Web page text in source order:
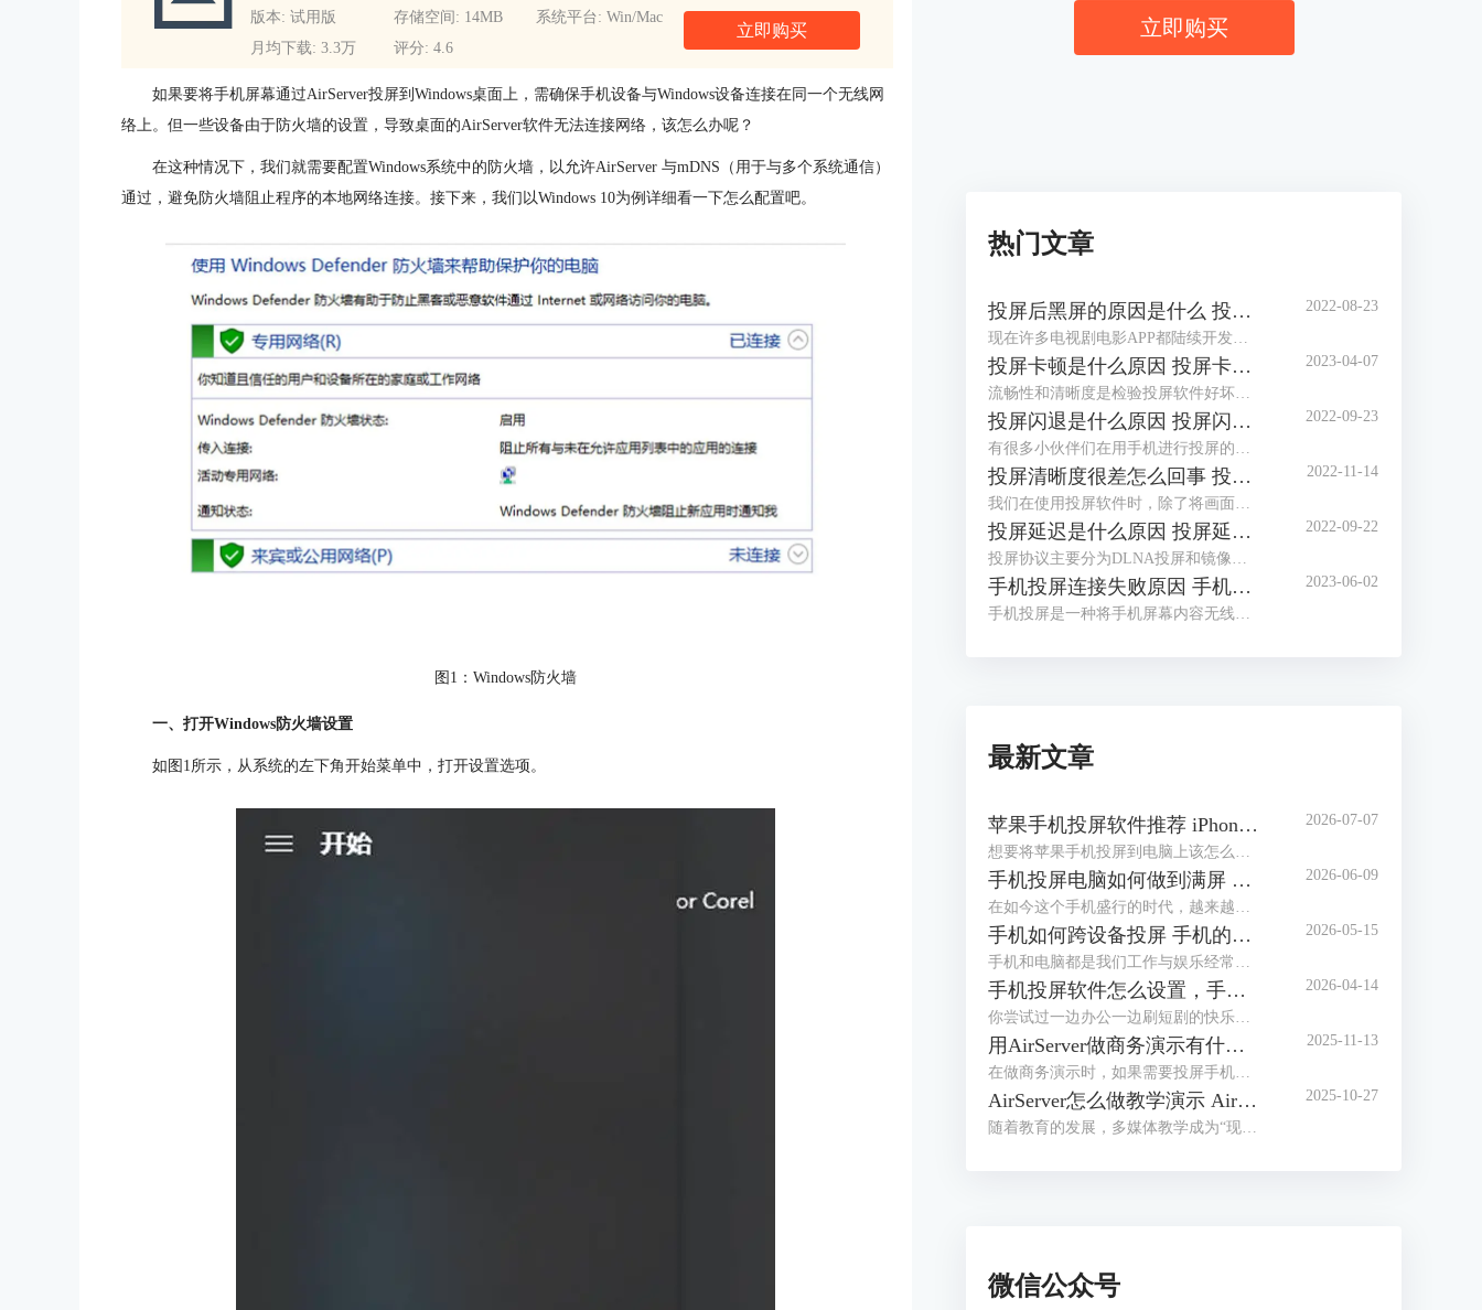
版本: 试用版 存储空间: 14MB
系统平台: Win/Mac
月均下载: 3.3万
评分: 4.6
立即购买
如果要将手机屏幕通过AirServer投屏到Windows桌面上，需确保手机设备与Windows设备连接在同一个无线网
络上。但一些设备由于防火墙的设置，导致桌面的AirServer软件无法连接网络，该怎么办呢？
在这种情况下，我们就需要配置Windows系统中的防火墙，以允许AirServer 与mDNS（用于与多个系统通信）
通过，避免防火墙阻止程序的本地网络连接。接下来，我们以Windows 10为例详细看一下怎么配置吧。
图1：Windows防火墙
一、打开Windows防火墙设置
如图1所示，从系统的左下角开始菜单中，打开设置选项。
立即购买
热门文章
投屏后黑屏的原因是什么 投屏后黑屏怎么办
现在许多电视剧电影APP都陆续开发了DLNA投屏功能，可以通过内置的投屏功能将电视剧投送到电脑、电视上播放，不过依旧有一些APP还没有此项功能，针对此类软件，大家可以通过第三方投屏软件进行投屏。当然这种方式也相对比较容易出问题，比如投屏后黑屏，那么大家知道投屏后黑屏的原因是什么，投屏后黑屏怎么办吗？
2022-08-23
投屏卡顿是什么原因 投屏卡顿怎么处理
流畅性和清晰度是检验投屏软件好坏的重要标准，流畅性与网络配置有关，清晰度则与分辨率的设置有关。今天，小编就以投屏卡顿是什么原因，投屏卡顿怎么处理这两个问题为例，带大家来了解一下，如何处理手机投屏过程中出现的卡顿现象。
2023-04-07
投屏闪退是什么原因 投屏闪退怎么办
有很多小伙伴们在用手机进行投屏的时候都会发生投屏闪退问题，有在投屏连接上瞬间闪退的，也有在使用到一半时才闪退的，下面就通过本篇文章，向大家介绍一下投屏闪退是什么原因，投屏闪退怎么办。
2022-09-23
投屏清晰度很差怎么回事 投屏清晰度怎么设置
我们在使用投屏软件时，除了将画面的整体尺寸放大外，还需要保证一定的清晰度。如果画面过于模糊，那投屏就毫无价值了。今天，小编就为大家讲解一下，手机投屏清晰度方面的知识，主要内容包括投屏清晰度很差怎么回事，投屏清晰度怎么设置这两个问题。
2022-11-14
投屏延迟是什么原因 投屏延迟怎么解决
投屏协议主要分为DLNA投屏和镜像投屏两种，前者将视频链接推送到其他客户端进行投屏播放，后者采用镜像模式，推送手机端的画面，涉及到手机性能、网速、投屏软件和电脑性能等方面，更容易产生投屏延迟。下面本文就来介绍下投屏延迟是什么原因，投屏延迟怎么解决。
2022-09-22
手机投屏连接失败原因 手机投屏连接不上怎么办
手机投屏是一种将手机屏幕内容无线传输到电视、电脑或其他设备的功能，它可以让你在大屏幕上享受手机上的视频、游戏、照片等。但是，有时候你可能会遇到手机投屏连接失败的问题，导致无法正常使用这项功能。那么，手机投屏连接失败的原因有哪些呢？手机投屏连接不上怎么办呢？本文将为你介绍一些常见的原因和解决方法。
2023-06-02
最新文章
苹果手机投屏软件推荐 iPhone投屏到电脑怎么做
想要将苹果手机投屏到电脑上该怎么办？在日常生活中，我们常常想把手机上的精彩内容投屏在电脑上，与家人朋友一起分享。电脑屏幕不仅比手机屏幕大，而且投屏效果和音效也比手机强。下面就为大家介绍苹果手机投屏软件推荐，iPhone投屏到电脑怎么做的相关内容。
2026-07-07
手机投屏电脑如何做到满屏 手机投屏电脑后怎么使用键盘
在如今这个手机盛行的时代，越来越多的人选择使用手机和朋友一起玩游戏或追剧，奈何手机屏幕太小实在难以尽兴，手机投屏的出现解决了屏幕小的难题。今天和大家介绍下手机投屏电脑如何做到满屏，手机投屏电脑后怎么使用键盘的相关内容。
2026-06-09
手机如何跨设备投屏 手机的屏幕怎么在电脑上播放
手机和电脑都是我们工作与娱乐经常用到的设备，手机的灵活性高，随时帮我们记录生活中美好瞬间，电脑稳定性高且屏幕大，方便大家欣赏精彩的内容。要想将手机和电脑联合使用，就需要用到手机投屏功能了。今天和大家一起了解下手机如何跨设备投屏以及手机的屏幕怎么在电脑上播放的相关内容。
2026-05-15
手机投屏软件怎么设置，手机投屏软件怎么全屏
你尝试过一边办公一边刷短剧的快乐吗？如果你只会把手机摆在电脑旁看一眼电脑屏幕，再看一眼手机屏幕，那你必须要认真读完下面这篇文章。现在有一种软件叫手机投屏，可以将我们手机上的画面投放到电脑上，无论是刷剧，开视频会议还是听歌，都不会影响我们的电脑画面。今天就为大家介绍手机投屏软件怎么设置，手机投屏软件怎么全屏的相关内容。
2026-04-14
用AirServer做商务演示有什么优势 商务演示投屏用AirServer卡吗
在做商务演示时，如果需要投屏手机画面到电脑，应该怎么操作呢？我们可以借助AirServer这款【屏幕镜像】投屏方案，假如我们需要从苹果手机投屏到苹果电脑，在手机的【屏幕镜像】中无法显示Mac电脑，安装AirServer后，即可搜索到Mac电脑，并且支持镜像功能。本文将为大家介绍用AirServer做商务演示有什么优势，商务演示投屏用AirServer卡吗的相关内容。
2025-11-13
AirServer怎么做教学演示 AirServer怎么投屏课件内容
随着教育的发展，多媒体教学成为“现代化”课程的重要部分，AirServer是一款专业的屏幕镜像接收软件，在多媒体电脑上安装后，能够实现手机一键投屏，在教学演示与课件展示场景下，提供稳定的连接。本文将为大家介绍AirServer怎么做教学演示，AirServer怎么投屏课件内容的相关内容。
2025-10-27
微信公众号